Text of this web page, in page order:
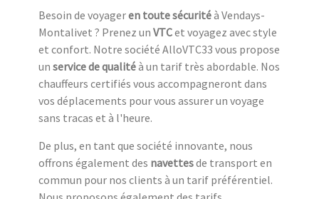
Besoin de voyageren toute sécuritéà Vendays-
Montalivet ? Prenez un VTCet voyagez avec style
et confort. Notre société AlloVTC33 vous propose
un service de qualitéà un tarif très abordable. Nos
chauffeurs certifiés vous accompagneront dans
vos déplacements pour vous assurer un voyage
sans tracas et à l'heure.
De plus, en tant que société innovante, nous
offrons également des navettesde transport en
commun pour nos clients à un tarif préférentiel.